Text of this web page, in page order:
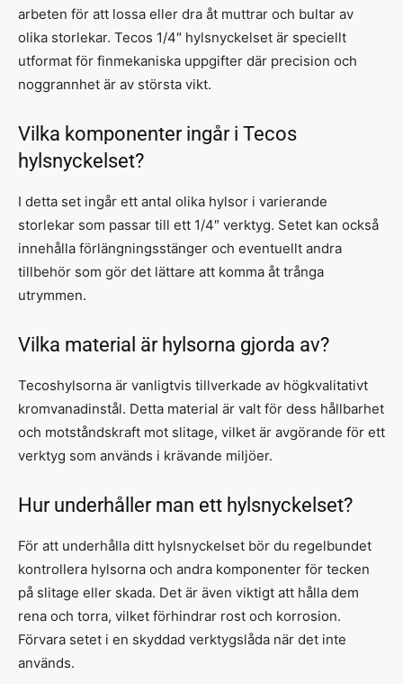
arbeten för att lossa eller dra åt muttrar och bultar av
olika storlekar. Tecos 1/4″ hylsnyckelset är speciellt
utformat för finmekaniska uppgifter där precision och
noggrannhet är av största vikt.
Vilka komponenter ingår i Tecos
hylsnyckelset?
I detta set ingår ett antal olika hylsor i varierande
storlekar som passar till ett 1/4″ verktyg. Setet kan också
innehålla förlängningsstänger och eventuellt andra
tillbehör som gör det lättare att komma åt trånga
utrymmen.
Vilka material är hylsorna gjorda av?
Tecoshylsorna är vanligtvis tillverkade av högkvalitativt
kromvanadinstål. Detta material är valt för dess hållbarhet
och motståndskraft mot slitage, vilket är avgörande för ett
verktyg som används i krävande miljöer.
Hur underhåller man ett hylsnyckelset?
För att underhålla ditt hylsnyckelset bör du regelbundet
kontrollera hylsorna och andra komponenter för tecken
på slitage eller skada. Det är även viktigt att hålla dem
rena och torra, vilket förhindrar rost och korrosion.
Förvara setet i en skyddad verktygslåda när det inte
används.